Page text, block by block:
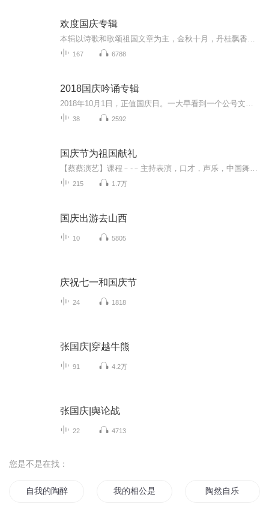
欢度国庆专辑
167 6788
2018国庆吟诵专辑
38 2592
国庆节为祖国献礼
215 1.7万
国庆出游去山西
10 5805
庆祝七一和国庆节
24 1818
张国庆|穿越牛熊
91 4.2万
张国庆|舆论战
22 4713
您是不是在找：
自我的陶醉 我的相公是厂花 陶然自乐